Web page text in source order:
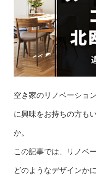
空き家のリノベーショ
に興味をお持ちの方も
か。
この記事では、リノベ
どのようなデザインか